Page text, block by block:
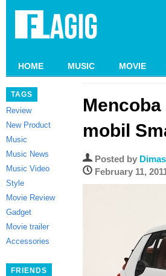
HOME MUSIC MOVIE
TAGS
Review
New Product
Music
Music News
Music Video
Style
Movie Review
Gadget
Movie trailer
Accessories
FRIENDS
Mencoba
mobil
Posted by
February 11,